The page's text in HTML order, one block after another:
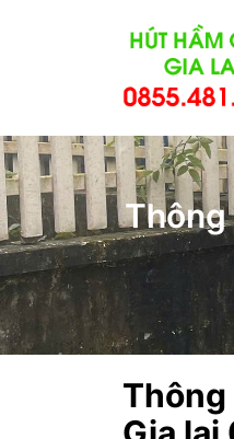
Thông
Thông